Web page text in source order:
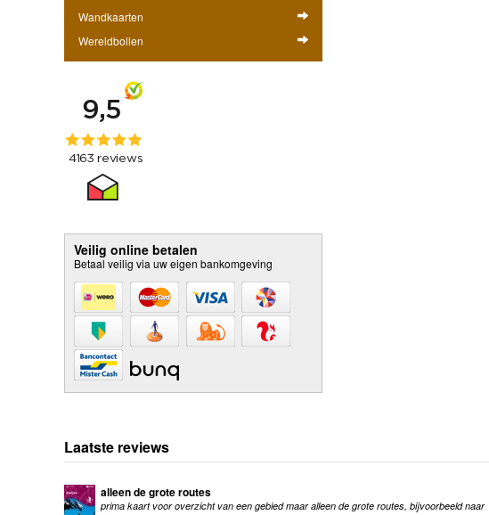
Wandkaarten
Wereldbollen
Veilig online betalen
Betaal veilig via uw eigen bankomgeving
Laatste reviews
alleen de grote routes
prima kaart voor overzicht van een gebied maar alleen de grote routes, bijvoorbeeld naar